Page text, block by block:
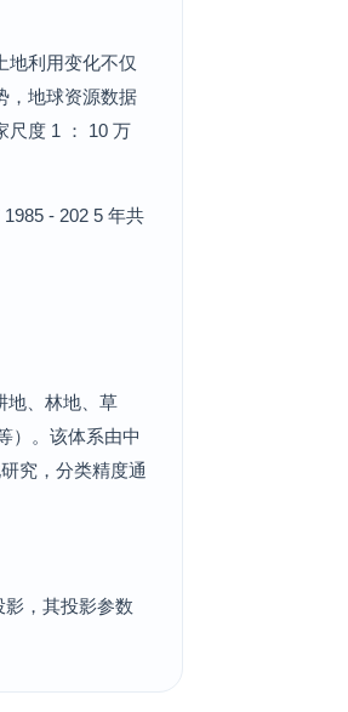
地利用变化不仅
，地球资源数据
尺度 1 ： 10 万
- 202 5 年共
地、林地、草
）。该体系由中
究，分类精度通
影，其投影参数